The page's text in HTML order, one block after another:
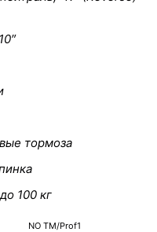
тормоза
100 кг
NO TM/Prof1